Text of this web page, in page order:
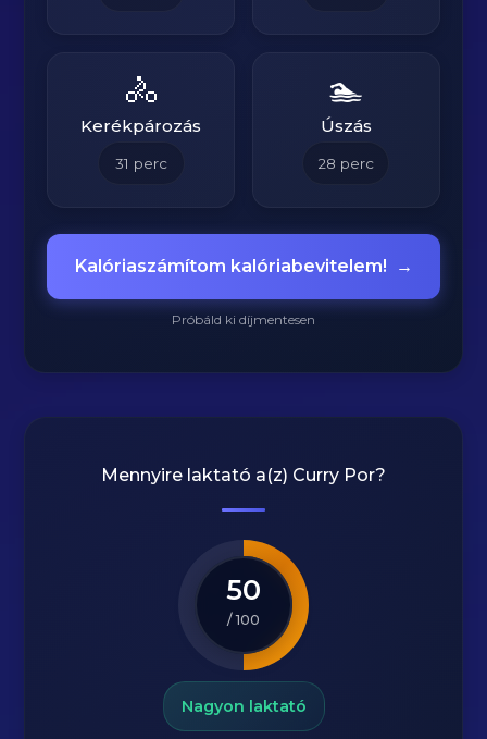
🚴
Kerékpározás
31 perc
🏊
Úszás
28 perc
Kalóriaszámítom kalóriabevitelem! →
Próbáld ki díjmentesen
Mennyire laktató a(z) Curry Por?
50
/ 100
Nagyon laktató